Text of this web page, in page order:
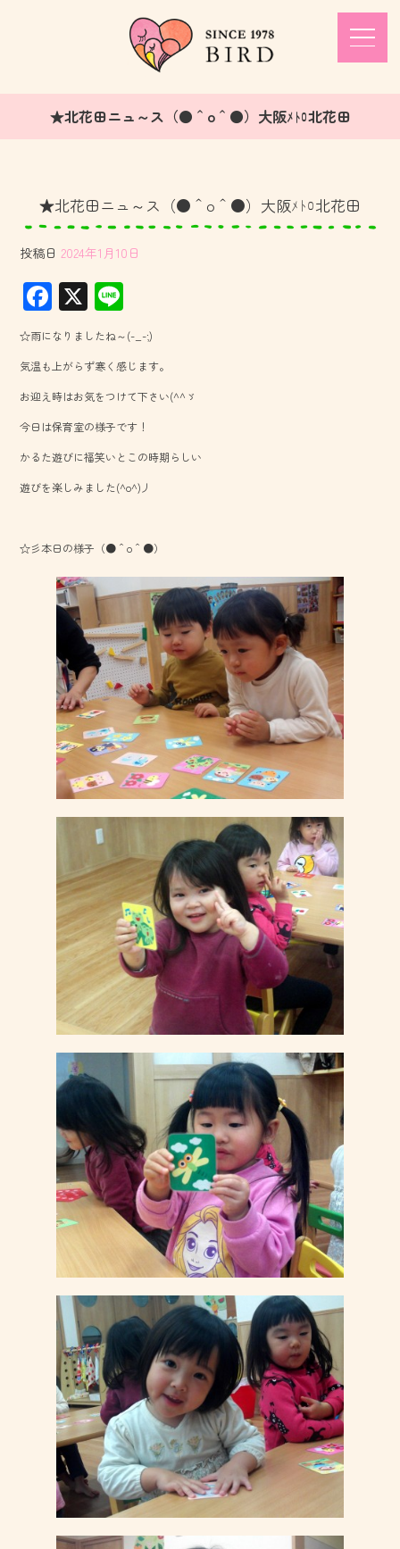
★北花田ニュ～ス（●＾o＾●）大阪ﾒﾄﾛ北花田
★北花田ニュ～ス（●＾o＾●）大阪ﾒﾄﾛ北花田
投稿日 2024年1月10日
F
ac
e
b
o
ok
X
ne
☆雨になりましたね～(-_-;)
気温も上がらず寒く感じます。
お迎え時はお気をつけて下さい(^^ゞ
今日は保育室の様子です！
かるた遊びに福笑いとこの時期らしい
遊びを楽しみました(^o^)丿
☆彡本日の様子（●＾o＾●）